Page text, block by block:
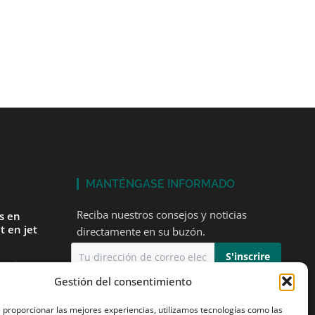
Gestión del consentimiento
proporcionar las mejores experiencias, utilizamos tecnologías como las
en
en jet
MANTÉNGASE INFORMADO
Reciba nuestros consejos y noticias
directamente en su buzón.
Aceptola política de privacidad